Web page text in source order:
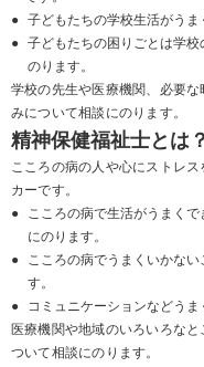
● 子どもたちの学校生活がうま
● 子どもたちの困りごとは学
のります。
学校の先生や医療機関、必要
みについて相談にのります。
精神保健福祉士とは？
こころの病の人や心にストレ
カーです。
●
こころの病で生活がうまく
にのります。
●
こころの病でうまくいかな
す。
●
コミュニケーションなどうま
医療機関や地域のいろいろな
ついて相談にのります。